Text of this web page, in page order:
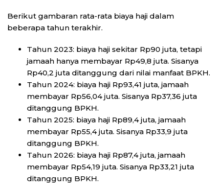
Berikut gambaran rata-rata biaya haji dalam
beberapa tahun terakhir.
Tahun 2023: biaya haji sekitar Rp90 juta, tetapi
jamaah hanya membayar Rp49,8 juta. Sisanya
Rp40,2 juta ditanggung dari nilai manfaat BPKH.
Tahun 2024: biaya haji Rp93,41 juta, jamaah
membayar Rp56,04 juta. Sisanya Rp37,36 juta
ditanggung BPKH.
Tahun 2025: biaya haji Rp89,4 juta, jamaah
membayar Rp55,4 juta. Sisanya Rp33,9 juta
ditanggung BPKH.
Tahun 2026: biaya haji Rp87,4 juta, jamaah
membayar Rp54,19 juta. Sisanya Rp33,21 juta
ditanggung BPKH.